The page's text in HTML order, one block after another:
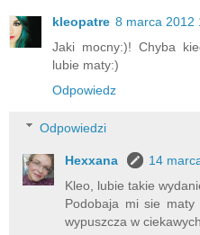
kleopatre 8 marca 2012
Jaki mocny:)! Chyba
lubie maty:)
Odpowiedz
Odpowiedzi
Hexxana
14
Kleo, lubie takie
Podobaja mi sie
wypuszcza w